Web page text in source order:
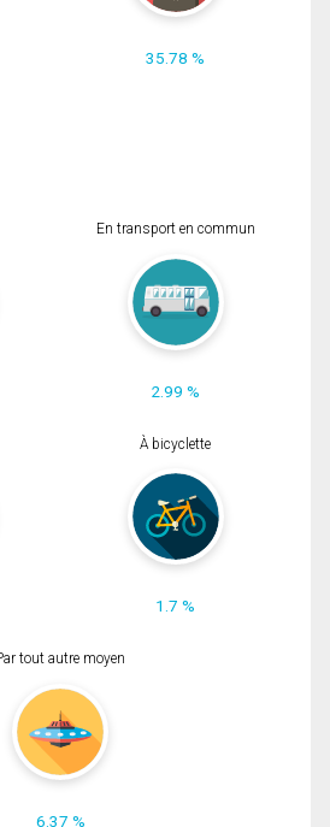
35.78 %
En transport en commun
2.99 %
À bicyclette
1.7 %
tout autre moyen
6.37 %